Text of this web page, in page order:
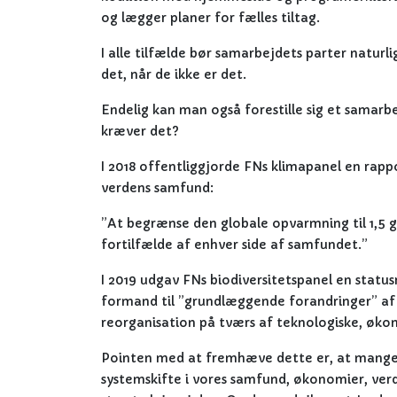
og lægger planer for fælles tiltag.
I alle tilfælde bør samarbejdets parter
det, når de ikke er det.
Endelig kan man også forestille sig et
kræver det?
I 2018 offentliggjorde FNs klimapanel en
verdens samfund:
”At begrænse den globale opvarmning til
fortilfælde af enhver side af samfundet.”
I 2019 udgav FNs biodiversitetspanel en
formand til ”grundlæggende forandringer”
reorganisation på tværs af teknologiske,
Pointen med at fremhæve dette er, at
systemskifte i vores samfund, økonomier,